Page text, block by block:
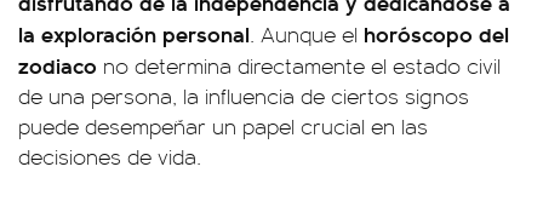
la exploración personal. Aunque el horóscopo del
zodiaco no determina directamente el estado civil
de una persona, la influencia de ciertos signos
puede desempeñar un papel crucial en las
decisiones de vida.